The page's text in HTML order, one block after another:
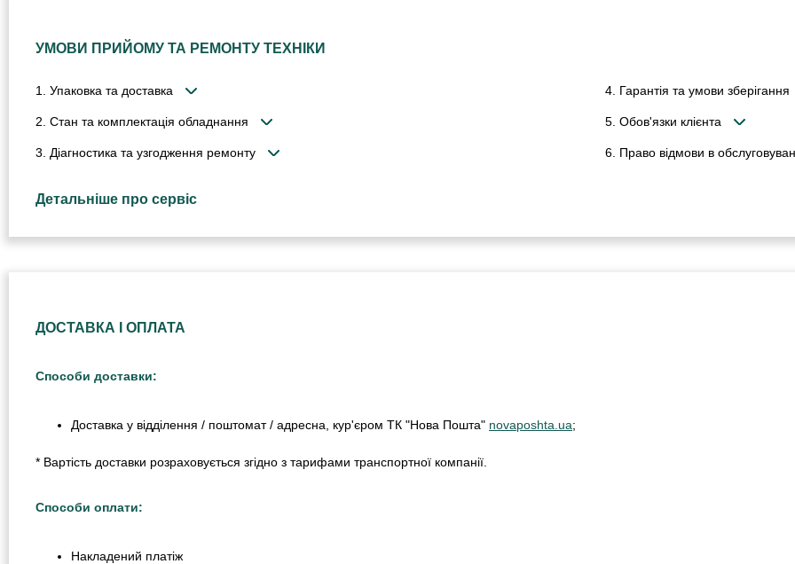
УМОВИ ПРИЙОМУ ТА РЕМОНТУ ТЕХНІКИ
1. Упаковка та доставка
2. Стан та комплектація обладнання
3. Діагностика та узгодження ремонту
4. Гарантія та умови зберігання
5. Обов'язки клієнта
6. Право відмови в
Детальніше про сервіс
ДОСТАВКА І ОПЛАТА
Способи доставки:
Доставка у відділення / поштомат / адресна, кур'єром ТК "Нова Пошта" novaposhta.ua;
* Вартість доставки розраховується згідно з тарифами транспортної компанії.
Способи оплати:
Накладений платіж